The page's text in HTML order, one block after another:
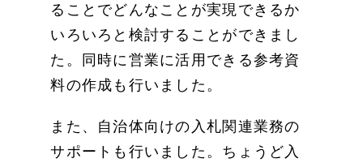
ることでどんなことが実現できるか
いろいろと検討することができまし
た。同時に営業に活用できる参考資
料の作成も行いました。
また、自治体向けの入札関連業務の
サポートも行いました。ちょうど入